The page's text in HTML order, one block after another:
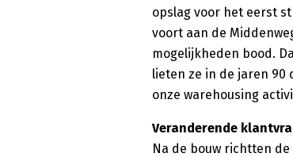
opslag voor het eerst
voort aan de
mogelijkheden bood.
lieten ze in de jaren 90
onze warehousing
Veranderende
Na de bouw richtten